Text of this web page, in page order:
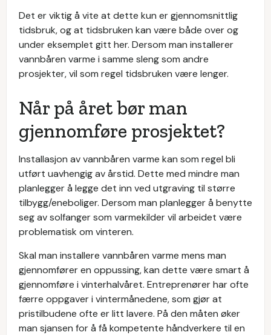
Det er viktig å vite at dette kun er gjennomsnittlig
tidsbruk, og at tidsbruken kan være både over og
under eksemplet gitt her. Dersom man installerer
vannbåren varme i samme sleng som andre
prosjekter, vil som regel tidsbruken være lenger.
Når på året bør man
gjennomføre prosjektet?
Installasjon av vannbåren varme kan som regel bli
utført uavhengig av årstid. Dette med mindre man
planlegger å legge det inn ved utgraving til større
tilbygg/eneboliger. Dersom man planlegger å benytte
seg av solfanger som varmekilder vil arbeidet være
problematisk om vinteren.
Skal man installere vannbåren varme mens man
gjennomfører en oppussing, kan dette være smart å
gjennomføre i vinterhalvåret. Entreprenører har ofte
færre oppgaver i vintermånedene, som gjør at
pristilbudene ofte er litt lavere. På den måten øker
man sjansen for å få kompetente håndverkere til en